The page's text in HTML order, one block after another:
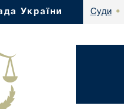
України Суди •